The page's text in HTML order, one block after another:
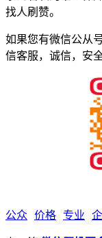
找人刷赞。
如果您有微信公从
信客服，诚信，安
公众 价格 专业